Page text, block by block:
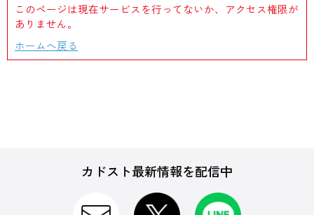
このページは現在サービスを行ってないか、アクセス権限が
ありません。
ホームへ戻る
カドスト最新情報を配信中